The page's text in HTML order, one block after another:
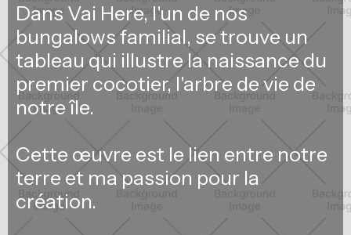
Dans Vai Here, l'un de nos
bungalows familial, se trouve un
tableau qui illustre la naissance du
premier cocotier, l'arbre de vie de
notre île.
Cette œuvre est le lien entre notre
terre et ma passion pour la
création.